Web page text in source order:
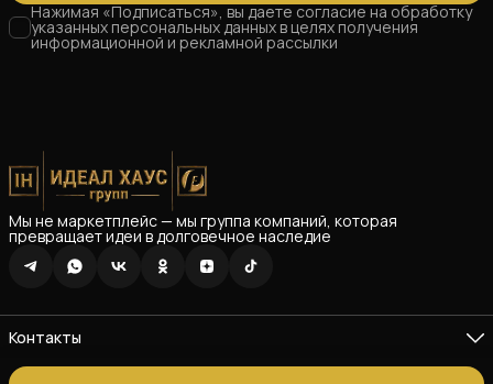
Нажимая «Подписаться», вы даете согласие на обработку
указанных персональных данных в целях получения
информационной и рекламной рассылки
Мы не маркетплейс — мы группа компаний, которая
превращает идеи в долговечное наследие
Контакты
Адрес